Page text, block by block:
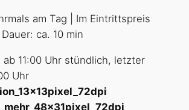
am Tag | Im Eintrittspreis
ca. 10 min
ab 11:00 Uhr stündlich, letzter
Uhr